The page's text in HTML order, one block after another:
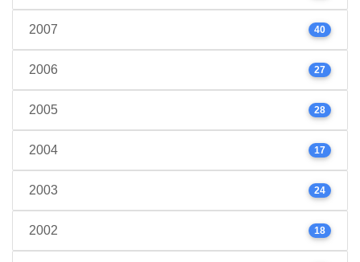
2007 40
2006 27
2005 28
2004 17
2003 24
2002 18